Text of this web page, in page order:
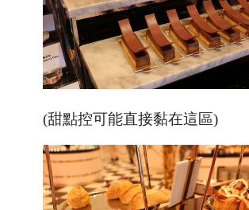
(甜點控可能直接黏在這區)